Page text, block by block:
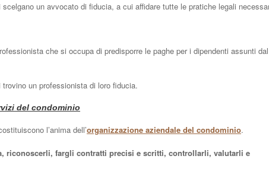
scelgano un avvocato di fiducia, a cui affidare tutte le pratiche legali
che si occupa di predisporre le paghe per i dipendenti assunti dal
trovino un professionista di loro fiducia.
del condominio
l’anima dell’organizzazione aziendale del condominio.
riconoscerli, fargli contratti precisi e scritti, controllarli, valutarli e